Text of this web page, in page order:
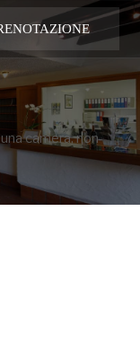
camera, non